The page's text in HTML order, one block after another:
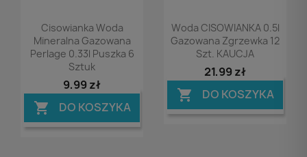
Podgląd
Cisowianka Woda
Mineralna Gazowana
Perlage 0.33l Puszka 6
Sztuk
9,99 zł
 DO KOSZYKA
Podgląd
Woda CISOWIANKA 0.5l
Gazowana Zgrzewka 12
Szt. KAUCJA
21,99 zł
 DO KOSZYKA